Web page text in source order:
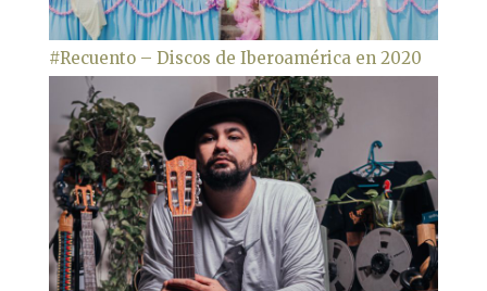
#Recuento – Discos de Iberoamérica en 2020